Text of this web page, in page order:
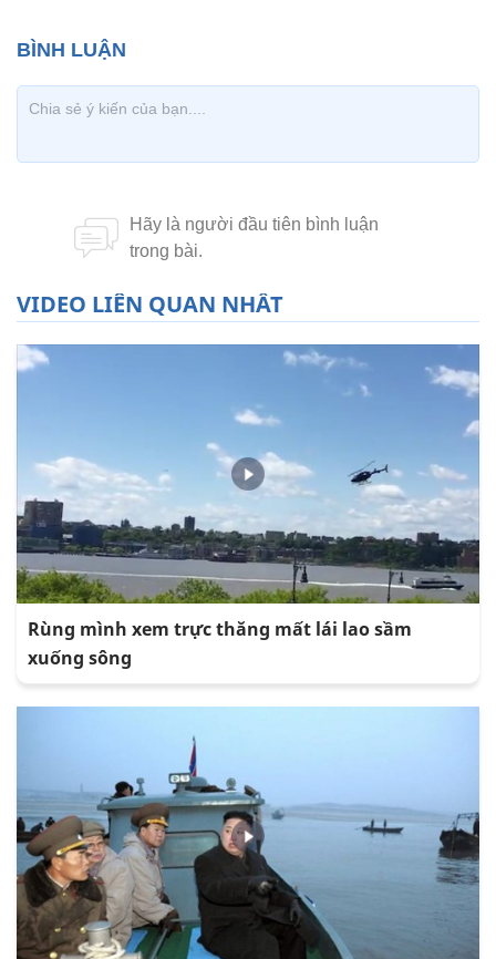
VIDEO LIÊN QUAN NHẤT
Rùng mình xem trực thăng mất lái lao sầm
xuống sông